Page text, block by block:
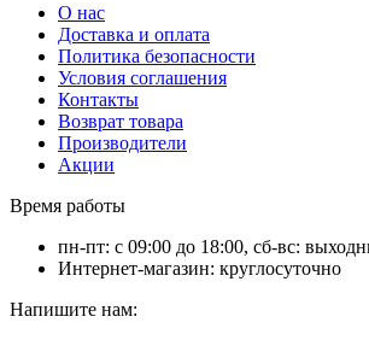
О нас
Доставка и оплата
Политика безопасности
Условия соглашения
Контакты
Возврат товара
Производители
Акции
Время работы
пн-пт: с 09:00 до 18:00, сб-вс:
Интернет-магазин: круглосуточно
Напишите нам: